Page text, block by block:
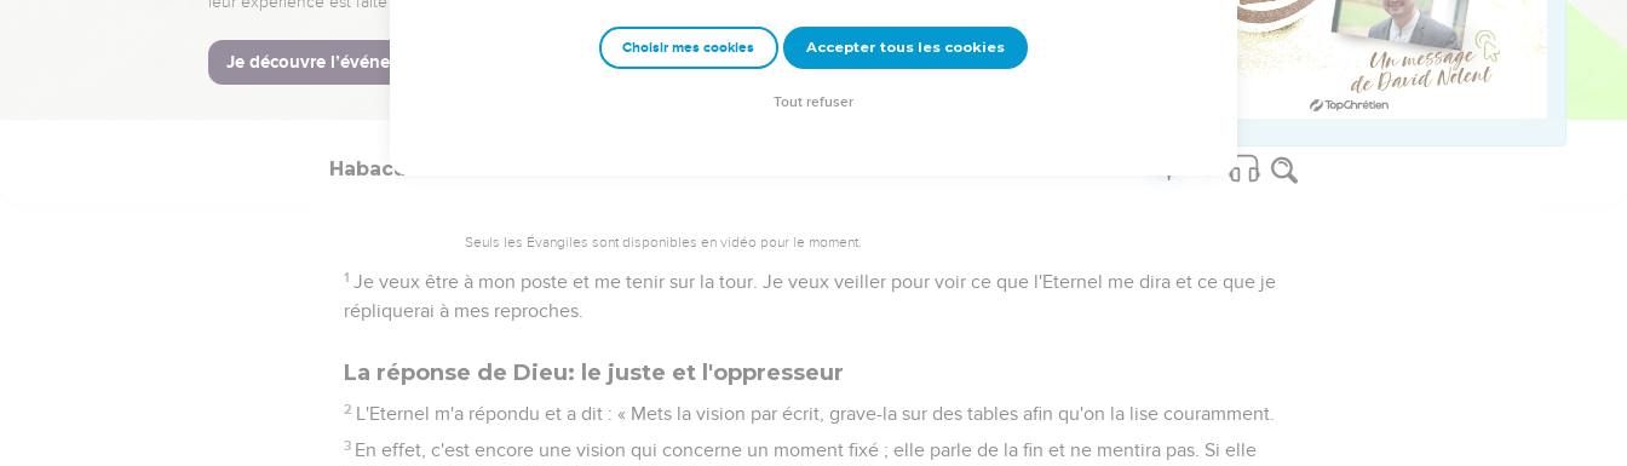
C'est pourquoi il offre un sacrifice à son filet, il fait brûler de l'encens en l’honneur de sa nasse, car grâce à
eux sa portion est grasse et sa nourriture succulente.
Va-t-il toujours vider son filet et égorger sans pitié les nations ?
Habacuc
Seuls les Évangiles sont disponibles en vidéo pour le moment.
1 Je veux être à mon poste et me tenir sur la tour. Je veux veiller pour voir ce que l'Eternel me dira et ce que je
répliquerai à mes reproches.
La réponse de Dieu: le juste et l'oppresseur
2 L'Eternel m'a répondu et a dit : « Mets la vision par écrit, grave-la sur des tables afin qu'on la lise couramment.
3 En effet, c'est encore une vision qui concerne un moment fixé ; elle parle de la fin et ne mentira pas. Si elle
Choisir mes cookies Accepter tous les cookies
Tout refuser